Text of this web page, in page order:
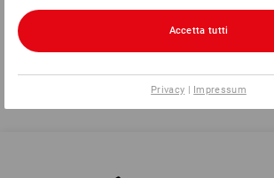
Accetta tutti
Privacy | Impressum